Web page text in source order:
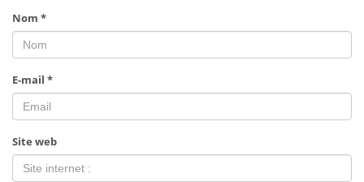
Nom *
E-mail *
Site web